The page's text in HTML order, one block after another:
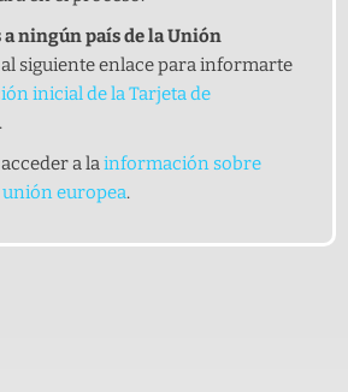
ningún país de la Unión
al siguiente enlace para informarte
inicial de la Tarjeta de
.
a lainformación sobre
unión europea.